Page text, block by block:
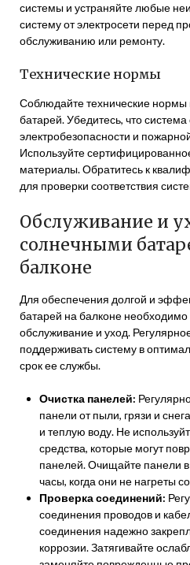
системы и устраняйте любые
систему от электросети перед
обслуживанию или ремонту.
Технические нормы
Соблюдайте технические нормы
батарей. Убедитесь, что
электробезопасности и
Используйте
материалы. Обратитесь к
для проверки соответствия
Обслуживание и
солнечными
балконе
Для обеспечения долгой и
батарей на балконе необходимо
обслуживание и уход.
поддерживать систему в
срок ее службы.
Очистка панелей:
панели от пыли, грязи и
и теплую воду. Не
средства, которые могут
панелей. Очищайте панели
часы, когда они не нагреты
Проверка соединений:
соединения проводов и
соединения надежно
коррозии. Затягивайте